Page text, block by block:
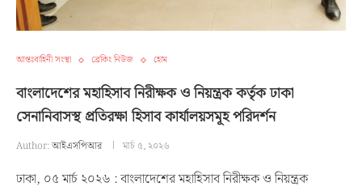
আন্তঃবাহিনী সংস্থা ব্রেকিং নিউজ হোম
বাংলাদেশের মহাহিসাব নিরীক্ষক ও নিয়ন্ত্রক কর্তৃক ঢাকা
সেনানিবাসস্থ প্রতিরক্ষা হিসাব কার্যালয়সমূহ পরিদর্শন
Author:আইএসপিআর মার্চ ৫, ২০২৬
ঢাকা, ০৫ মার্চ ২০২৬ : বাংলাদেশের মহাহিসাব নিরীক্ষক ও নিয়ন্ত্রক